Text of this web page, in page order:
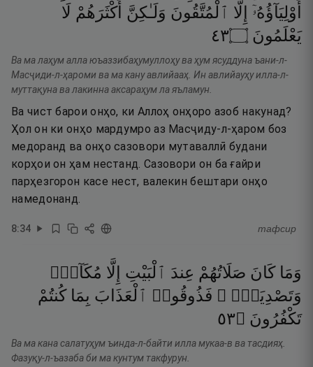
أَوْلِيَآؤُهُۥٓ
إِلَّا ٱلْمُتَّقُونَ وَلَـٰكِنَّ أَكْثَرَهُمْ لَا
يَعْلَمُونَ ۝٣٤
Ва ма лаҳум алла юъаззибаҳумуллоҳу ва ҳум ясуддуна ъани-л-
Масҷиди-л-ҳароми ва ма кану авлийааҳ. Ин авлийауҳу илла-л-
муттақуна ва лакинна аксараҳум ла яъламун.
Ва чист барои онҳо, ки Аллоҳ онҳоро азоб накунад?
Ҳол он ки онҳо мардумро аз Масҷиду-л-ҳаром боз
медоранд ва онҳо сазовори мутаваллӣ будани
корҳои он ҳам нестанд. Сазовори он ба ғайри
парҳезгорон касе нест, валекин бештари онҳо
намедонанд.
8:34 тафсир
وَمَا كَانَ صَلَاتُهُمْ عِندَ ٱلْبَيْتِ إِلَّا مُكَآءًۭ
وَتَصْدِيَةًۭ ۚ فَذُوقُوا۟ ٱلْعَذَابَ بِمَا كُنتُمْ
تَكْفُرُونَ ۝٣٥
Ва ма кана салатуҳум ъинда-л-байти илла мукаа-в ва тасдияҳ.
Фазуқу-л-ъазаба би ма кунтум такфурун.